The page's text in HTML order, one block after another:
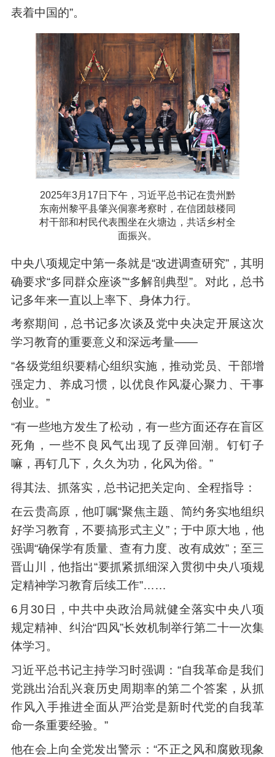
表着中国的”。
2025年3月17日下午，习近平总书记在贵州黔
东南州黎平县肇兴侗寨考察时，在信团鼓楼同
村干部和村民代表围坐在火塘边，共话乡村全
面振兴。
中央八项规定中第一条就是“改进调查研究”，其明
确要求“多同群众座谈”“多解剖典型”。对此，总书
记多年来一直以上率下、身体力行。
考察期间，总书记多次谈及党中央决定开展这次
学习教育的重要意义和深远考量——
“各级党组织要精心组织实施，推动党员、干部增
强定力、养成习惯，以优良作风凝心聚力、干事
创业。”
“有一些地方发生了松动，有一些方面还存在盲区
死角，一些不良风气出现了反弹回潮。钉钉子
嘛，再钉几下，久久为功，化风为俗。”
得其法、抓落实，总书记把关定向、全程指导：
在云贵高原，他叮嘱“聚焦主题、简约务实地组织
好学习教育，不要搞形式主义”；于中原大地，他
强调“确保学有质量、查有力度、改有成效”；至三
晋山川，他指出“要抓紧抓细深入贯彻中央八项规
定精神学习教育后续工作”……
6月30日，中共中央政治局就健全落实中央八项
规定精神、纠治“四风”长效机制举行第二十一次集
体学习。
习近平总书记主持学习时强调：“自我革命是我们
党跳出治乱兴衰历史周期率的第二个答案，从抓
作风入手推进全面从严治党是新时代党的自我革
命一条重要经验。”
他在会上向全党发出警示：“不正之风和腐败现象